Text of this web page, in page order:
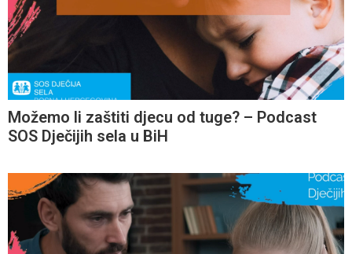
Možemo li zaštiti djecu od tuge? – Podcast
SOS Dječijih sela u BiH